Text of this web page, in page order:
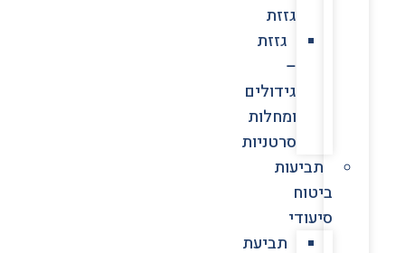
גזזת
גזזת
–
גידולים
ומחלות
סרטניות
תביעות
ביטוח
סיעודי
תביעת